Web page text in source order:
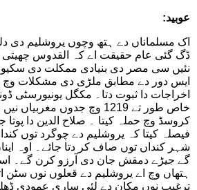
عوبید:
اک مسلماناں دے ہتھ وچوں یروشلیم دی
ڈگ گئی عام حقیقت اے کہ القدوس
نئیں سی مصر دی بنیادی ممکلت دی
ایس دور دے مطابق ملڑی دی مشکلات
اخراجات دا ثبوت دتا۔ مکگل یونیورسٹی
خاص طور تے 1219 وچ جدوں
کروسڈ وچ حملہ کیتا ۔ صلاح الدین دا پوتا
فیصلہ کیتا کہ یروشلیم دے چوگرد توں
شہر کنداں توں صاف کر دتا جائے۔ اوہ
گے جیڑے دمقش جان دی آرزو کرن گے۔
ہتھاں وچ اے یروشلیم دے قعلوں نوں سٹن
ترغیب نوں مکان دے لئی ساری عمودی